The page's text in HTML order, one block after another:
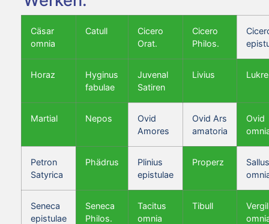
Cäsar
omnia
Catull
Cicero
Orat.
Cicero
Philos.
Horaz
Hyginus
fabulae
Juvenal
Satiren
Livius
Martial Nepos
Ovid
Amores
Ovid Ars
amatoria
Ovid
Petron
Satyrica
Phädrus
Plinius
epistulae
Properz
Seneca
epistulae
Seneca
Philos.
Tacitus
omnia
Tibull
Vergil